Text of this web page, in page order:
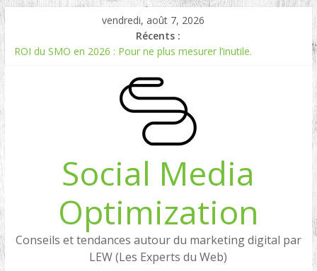
vendredi, août 7, 2026
Récents :
ROI du SMO en 2026 : Pour ne plus mesurer l’inutile.
Experts en Social Listening en France : qui sont les références
Reddit, la brique manquante entre Social Intelligence et AIO
Comment votre e-réputation dépend du social listening et des
Social Media
Optimization
Conseils et tendances autour du marketing digital par
LEW (Les Experts du Web)